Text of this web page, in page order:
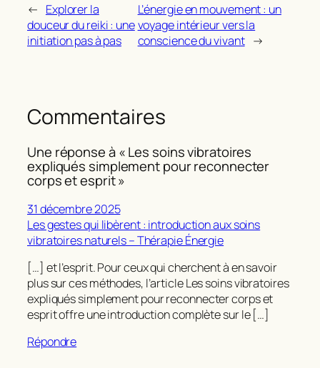
← Explorer la
douceur du reiki : une
initiation pas à pas
L’énergie en mouvement : un
voyage intérieur vers la
conscience du vivant →
Commentaires
Une réponse à « Les soins vibratoires
expliqués simplement pour reconnecter
corps et esprit »
31 décembre 2025
Les gestes qui libèrent : introduction aux soins
vibratoires naturels – Thérapie Énergie
[…] et l’esprit. Pour ceux qui cherchent à en savoir
plus sur ces méthodes, l’article Les soins vibratoires
expliqués simplement pour reconnecter corps et
esprit offre une introduction complète sur le […]
Répondre